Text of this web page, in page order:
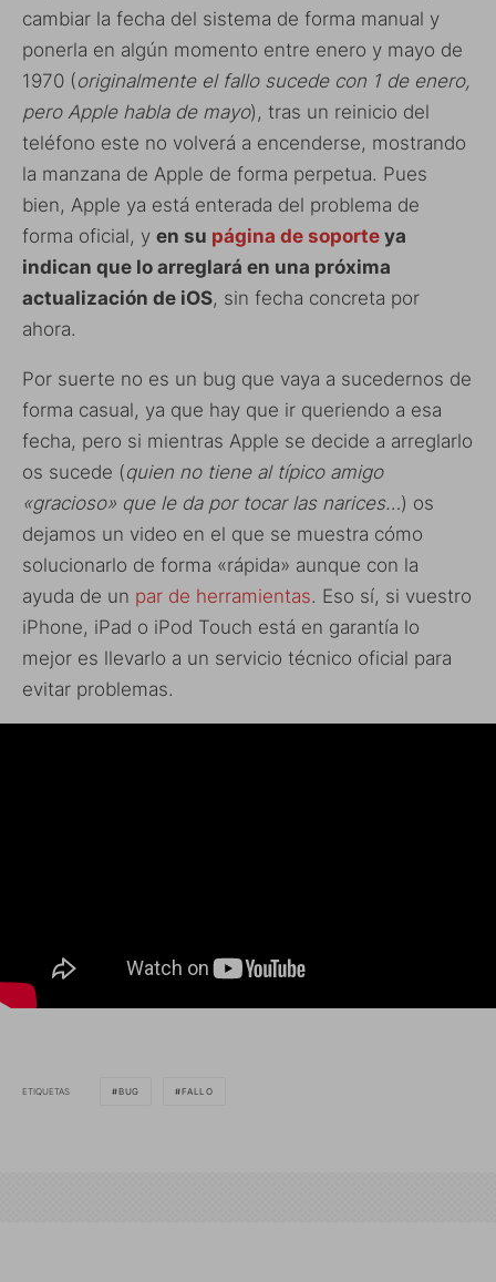
cambiar la fecha del sistema de forma manual y
ponerla en algún momento entre enero y mayo de
1970 (originalmente el fallo sucede con 1 de enero,
pero Apple habla de mayo), tras un reinicio del
teléfono este no volverá a encenderse, mostrando
la manzana de Apple de forma perpetua. Pues
bien, Apple ya está enterada del problema de
forma oficial, y en su página de soporte ya
indican que lo arreglará en una próxima
actualización de iOS, sin fecha concreta por
ahora.
Por suerte no es un bug que vaya a sucedernos de
forma casual, ya que hay que ir queriendo a esa
fecha, pero si mientras Apple se decide a arreglarlo
os sucede (quien no tiene al típico amigo
«gracioso» que le da por tocar las narices…) os
dejamos un video en el que se muestra cómo
solucionarlo de forma «rápida» aunque con la
ayuda de un par de herramientas. Eso sí, si vuestro
iPhone, iPad o iPod Touch está en garantía lo
mejor es llevarlo a un servicio técnico oficial para
evitar problemas.
ETIQUETAS BUG FALLO